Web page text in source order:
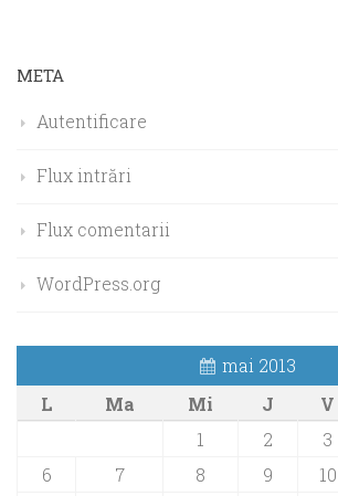
META
Autentificare
Flux intrări
Flux comentarii
WordPress.org
mai 2013
L
Ma Mi J V
1
2 3
6
7 8 9 10